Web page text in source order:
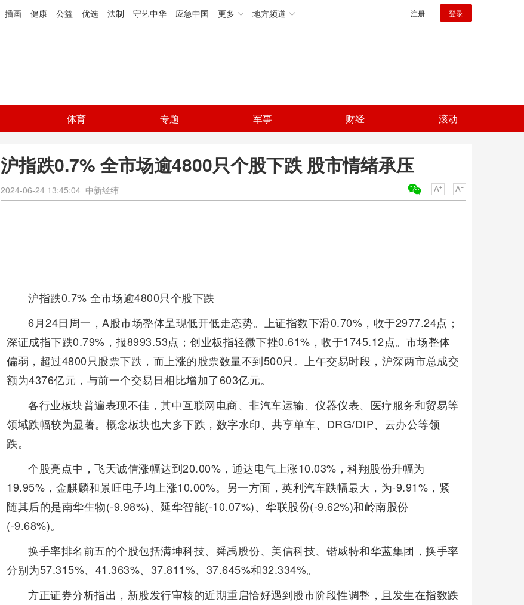
插画 健康 公益 优选 法制 守艺中华 应急中国 更多 地方频道 注册 登录
体育 专题 军事 财经 滚动
沪指跌0.7% 全市场逾4800只个股下跌 股市情绪承压
2024-06-24 13:45:04 中新经纬
沪指跌0.7% 全市场逾4800只个股下跌
6月24日周一，A股市场整体呈现低开低走态势。上证指数下滑0.70%，收于2977.24点；
深证成指下跌0.79%，报8993.53点；创业板指轻微下挫0.61%，收于1745.12点。市场整体
偏弱，超过4800只股票下跌，而上涨的股票数量不到500只。上午交易时段，沪深两市总成交
额为4376亿元，与前一个交易日相比增加了603亿元。
各行业板块普遍表现不佳，其中互联网电商、非汽车运输、仪器仪表、医疗服务和贸易等
领域跌幅较为显著。概念板块也大多下跌，数字水印、共享单车、DRG/DIP、云办公等领
跌。
个股亮点中，飞天诚信涨幅达到20.00%，通达电气上涨10.03%，科翔股份升幅为
19.95%，金麒麟和景旺电子均上涨10.00%。另一方面，英利汽车跌幅最大，为-9.91%，紧
随其后的是南华生物(-9.98%)、延华智能(-10.07%)、华联股份(-9.62%)和岭南股份
(-9.68%)。
换手率排名前五的个股包括满坤科技、舜禹股份、美信科技、锴威特和华蓝集团，换手率
分别为57.315%、41.363%、37.811%、37.645%和32.334%。
方正证券分析指出，新股发行审核的近期重启恰好遇到股市阶段性调整，且发生在指数跌